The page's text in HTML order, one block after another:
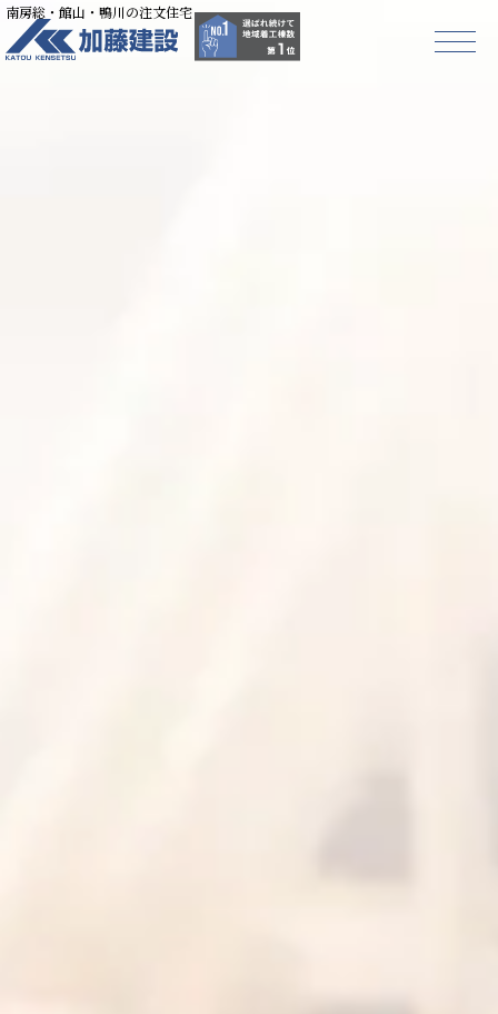
南房総・館山・鴨川の注文住宅